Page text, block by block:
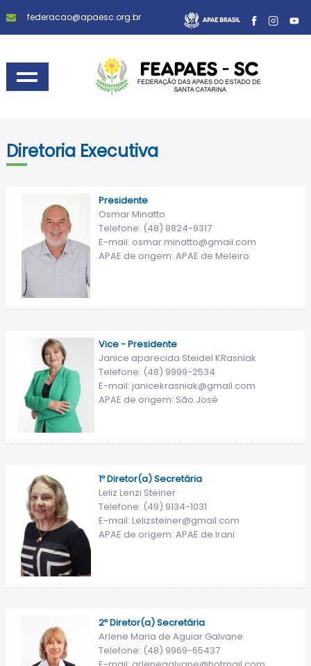
federacao@apaesc.org.br
Diretoria Executiva
Presidente
Osmar Minatto
Telefone: (48) 8824-9317
E-mail: osmar.minatto@gmail.com
APAE de origem: APAE de Meleiro
Vice - Presidente
Janice aparecida Steidel KRasniak
Telefone: (48) 9999-2534
E-mail: janicekrasniak@gmail.com
APAE de origem: São José
1º Diretor(a) Secretária
Leliz Lenzi Steiner
Telefone: (49) 9134-1031
E-mail: Lelizsteiner@gmail.com
APAE de origem: APAE de Irani
2º Diretor(a) Secretária
Arlene Maria de Aguiar Galvane
Telefone: (48) 9969-65437